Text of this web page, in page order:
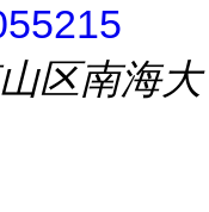
区南海大